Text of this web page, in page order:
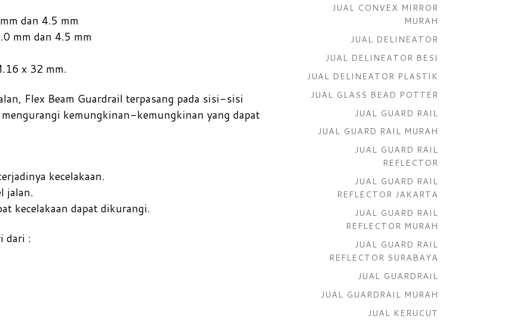
dan 4.5 mm
mm dan 4.5 mm
x 32 mm.
Flex Beam Guardrail terpasang pada sisi-sisi
kemungkinan-kemungkinan yang dapat
kecelakaan.
jalan.
kecelakaan dapat dikurangi.
dari :
JUAL CONVEX MIRROR
MURAH
JUAL DELINEATOR
JUAL DELINEATOR BESI
JUAL DELINEATOR PLASTIK
JUAL GLASS BEAD POTTER
JUAL GUARD RAIL
JUAL GUARD RAIL MURAH
JUAL GUARD RAIL
REFLECTOR
JUAL GUARD RAIL
REFLECTOR JAKARTA
JUAL GUARD RAIL
REFLECTOR MURAH
JUAL GUARD RAIL
REFLECTOR SURABAYA
JUAL GUARDRAIL
JUAL GUARDRAIL MURAH
JUAL KERUCUT